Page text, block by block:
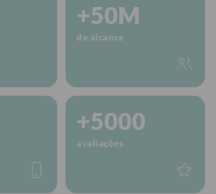
+50M
de alcance
+5000
avaliações